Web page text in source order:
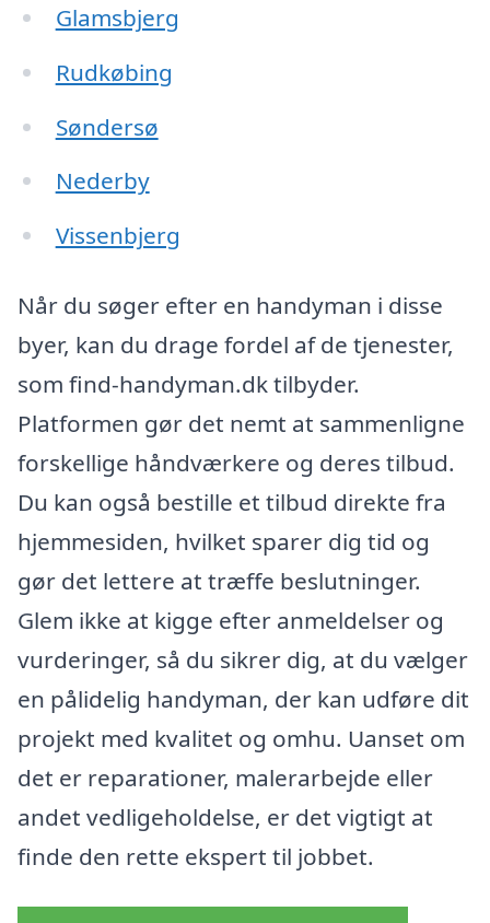
Glamsbjerg
Rudkøbing
Søndersø
Nederby
Vissenbjerg
Når du søger efter en handyman i disse
byer, kan du drage fordel af de tjenester,
som find-handyman.dk tilbyder.
Platformen gør det nemt at sammenligne
forskellige håndværkere og deres tilbud.
Du kan også bestille et tilbud direkte fra
hjemmesiden, hvilket sparer dig tid og
gør det lettere at træffe beslutninger.
Glem ikke at kigge efter anmeldelser og
vurderinger, så du sikrer dig, at du vælger
en pålidelig handyman, der kan udføre dit
projekt med kvalitet og omhu. Uanset om
det er reparationer, malerarbejde eller
andet vedligeholdelse, er det vigtigt at
finde den rette ekspert til jobbet.